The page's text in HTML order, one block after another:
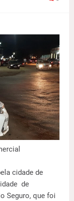
cidade de
de
Seguro, que foi